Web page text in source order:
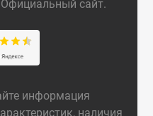
сайт.
информация
наличия